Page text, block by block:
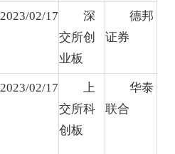
2023/02/17
深
交所创
业板
德邦
证券
2023/02/17
上
交所科
创板
华泰
联合